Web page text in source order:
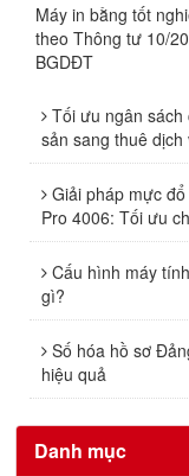
Máy in bằng tốt
theo Thông tư 10/
BGDĐT
Tối ưu ngân
sản sang thuê
Giải pháp mực
Pro 4006: Tối ưu
Cấu hình máy
gì?
Số hóa hồ sơ
hiệu quả
Danh mục